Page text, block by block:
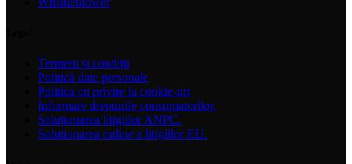
Termeni și condiții
Politică date personale
Politica cu privire la cookie-uri
Informare drepturile consumatorilor.
Soluționarea litigiilor ANPC.
Solutionarea online a litigiilor EU.